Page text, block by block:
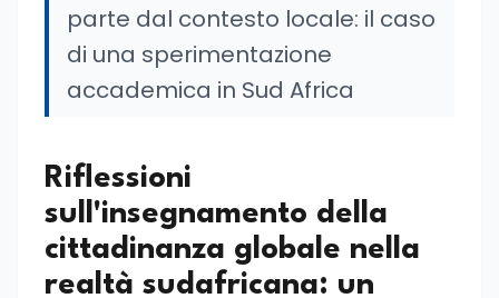
parte dal contesto locale: il caso
di una sperimentazione
accademica in Sud Africa
Riflessioni
sull'insegnamento della
cittadinanza globale nella
realtà sudafricana: un